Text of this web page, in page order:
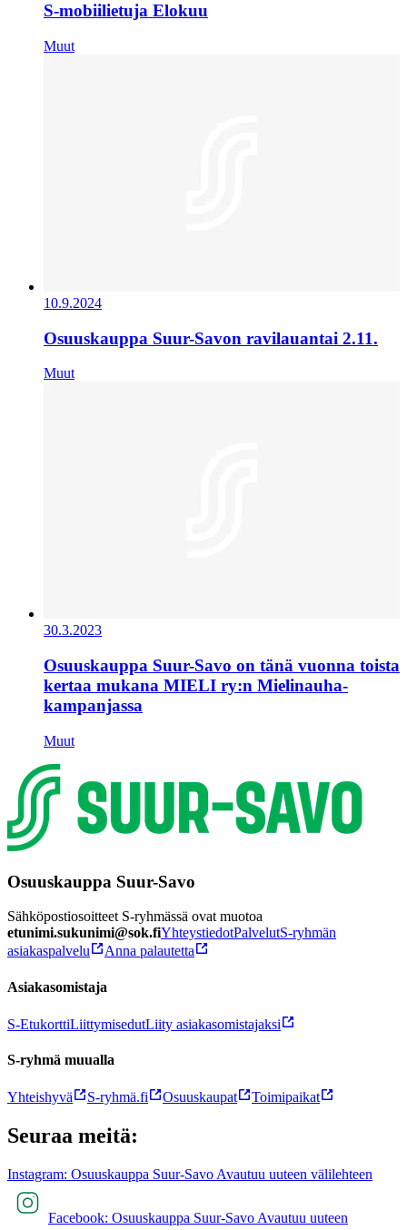
S-mobiilietuja Elokuu
Muut
10.9.2024
Osuuskauppa Suur-Savon ravilauantai 2.11.
Muut
30.3.2023
Osuuskauppa Suur-Savo on tänä vuonna toista
kertaa mukana MIELI ry:n Mielinauha-
kampanjassa
Muut
Osuuskauppa Suur-Savo
Sähköpostiosoitteet S-ryhmässä ovat muotoa
etunimi.sukunimi@sok.fiYhteystiedotPalvelutS-ryhmän
asiakaspalvelu
Anna palautetta
Asiakasomistaja
S-EtukorttiLiittymisedutLiity asiakasomistajaksi
S-ryhmä muualla
Yhteishyvä S-ryhmä.fi Osuuskaupat Toimipaikat
Seuraa meitä:
Instagram: Osuuskauppa Suur-Savo Avautuu uuteen välilehteen
Facebook: Osuuskauppa Suur-Savo Avautuu uuteen